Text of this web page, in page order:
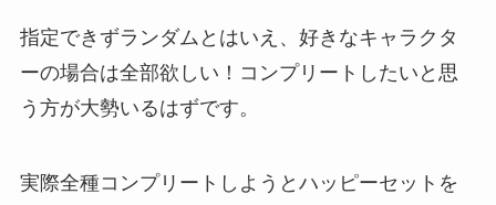
指定できずランダムとはいえ、好きなキャラクタ
ーの場合は全部欲しい！コンプリートしたいと思
う方が大勢いるはずです。
実際全種コンプリートしようとハッピーセットを